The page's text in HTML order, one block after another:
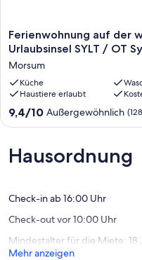
Ferienwohnung
auf
wunderschönen
Urlaubsinsel
SYLT
/
OT
–
Ost
Morsum
Ferienwohnung auf der
Urlaubsinsel
Morsum
Küche
Haustiere erlaubt
9.4
Außergewöhnlich,
(128
9,4/10 Außergewöhnlich
Hausordnung
Check-in ab 16:00 Uhr
Check-out vor 10:00 Uhr
Mindestalter für die Miete: 18
Mehr anzeigen